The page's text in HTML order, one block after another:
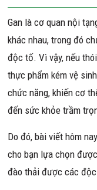
Gan là cơ quan nội
khác nhau, trong đó
độc tố. Vì vậy, nếu
thực phẩm kém vệ
chức năng, khiến cơ
đến sức khỏe trầm
Do đó, bài viết hôm
cho bạn lựa chọn
đào thải được các